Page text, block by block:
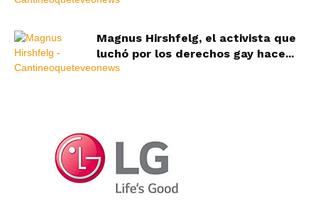
Magnus Hirshfelg, el activista que
luchó por los derechos gay hace...